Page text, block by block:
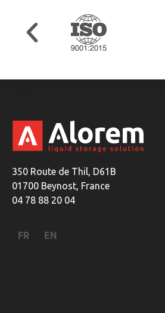
350 Route de Thil, D61B
01700 Beynost, France
04 78 88 20 04
FR EN